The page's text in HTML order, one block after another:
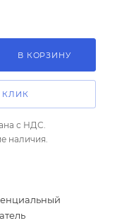
В КОРЗИНУ
КЛИК
с НДС.
наличия.